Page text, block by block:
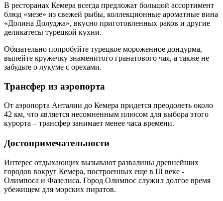
В ресторанах Кемера всегда предложат большой ассортимент
блюд «мезе» из свежей рыбы, коллекционные ароматные вина
«Долина Долуджа», вкусно приготовленных раков и другие
деликатесы турецкой кухни.
Обязательно попробуйте турецкое мороженное дондурма,
выпейте кружечку знаменитого гранатового чая, а также не
забудьте о лукуме с орехами.
Трансфер из аэропорта
От аэропорта Анталии до Кемера придется преодолеть около
42 км, что является несомненным плюсом для выбора этого
курорта – трансфер занимает менее часа времени.
Достопримечательности
Интерес отдыхающих вызывают развалины древнейших
городов вокруг Кемера, построенных еще в III веке -
Олимпоса и Фазелиса. Город Олимпос служил долгое время
убежищем для морских пиратов.